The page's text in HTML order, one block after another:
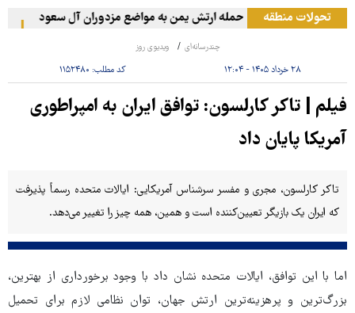
تحولات منطقه حمله ارتش یمن به مواضع مزدوران آل سعود
چندرسانه‌ای ویدیوی روز
۲۸ خرداد ۱۴۰۵ - ۱۲:۰۴ کد مطلب: ۱۱۵۲۴۸۰
فیلم | تاکر کارلسون: توافق ایران به امپراطوری
آمریکا پایان داد
تاکر کارلسون، مجری و مفسر سرشناس آمریکایی: ایالات متحده رسماً پذیرفت
که ایران یک بازیگر تعیین‌کننده است و همین، همه چیز را تغییر می‌دهد.
اما با این توافق، ایالات متحده نشان داد با وجود برخورداری از بهترین،
بزرگ‌ترین و پرهزینه‌ترین ارتش جهان، توان نظامی لازم برای تحمیل